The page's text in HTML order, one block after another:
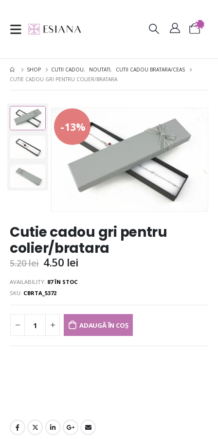
SHOP CUTII CADOU, NOUTATI,
CUTII CADOU BRATARA/CEAS
CUTIE CADOU GRI PENTRU COLIER/BRATARA
-13%
Cutie cadou gri pentru
colier/bratara
5.20lei 4.50 lei
AVAILABILITY: 87 ÎN STOC
SKU: CBRTA_5372
ADAUGĂ ÎN COȘ